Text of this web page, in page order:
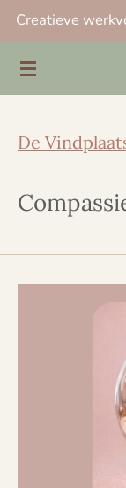
Ga
direct
naar
de
Creatieve
De